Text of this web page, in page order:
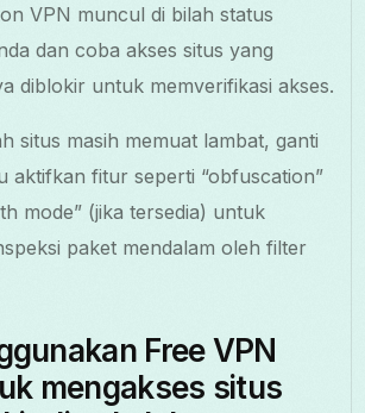
VPN muncul di bilah status
dan coba akses situs yang
diblokir untuk memverifikasi akses.
situs masih memuat lambat, ganti
aktifkan fitur seperti “obfuscation”
mode” (jika tersedia) untuk
paket mendalam oleh filter
Free VPN
mengakses situs